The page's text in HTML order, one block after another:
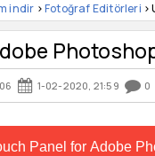
indir >Fotoğraf Editörleri >
1-02-2020, 21:59 0
Panel for Adobe